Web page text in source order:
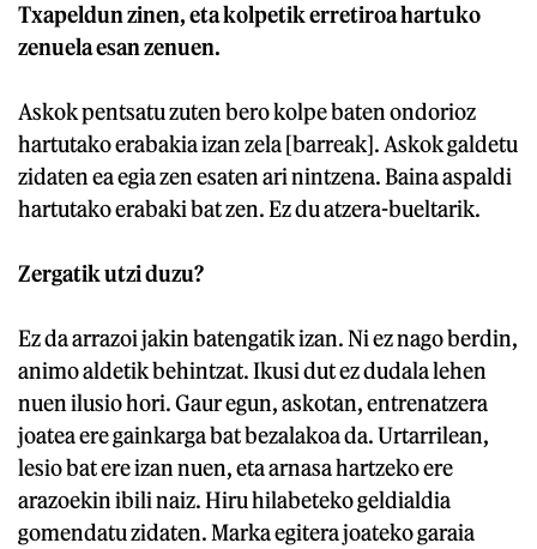
Txapeldun zinen, eta kolpetik erretiroa hartuko
zenuela esan zenuen.
Askok pentsatu zuten bero kolpe baten ondorioz
hartutako erabakia izan zela [barreak]. Askok galdetu
zidaten ea egia zen esaten ari nintzena. Baina aspaldi
hartutako erabaki bat zen. Ez du atzera-bueltarik.
Zergatik utzi duzu?
Ez da arrazoi jakin batengatik izan. Ni ez nago berdin,
animo aldetik behintzat. Ikusi dut ez dudala lehen
nuen ilusio hori. Gaur egun, askotan, entrenatzera
joatea ere gainkarga bat bezalakoa da. Urtarrilean,
lesio bat ere izan nuen, eta arnasa hartzeko ere
arazoekin ibili naiz. Hiru hilabeteko geldialdia
gomendatu zidaten. Marka egitera joateko garaia